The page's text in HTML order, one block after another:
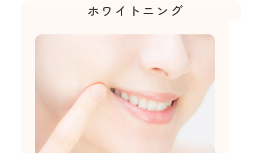
ホワイトニング